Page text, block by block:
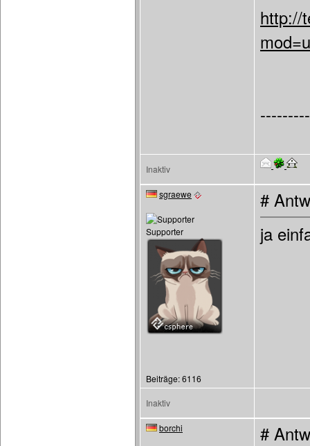
http://
Inaktiv
sgraewe
Supporter
Beiträge: 6116
#
ja
Inaktiv
borchi
#